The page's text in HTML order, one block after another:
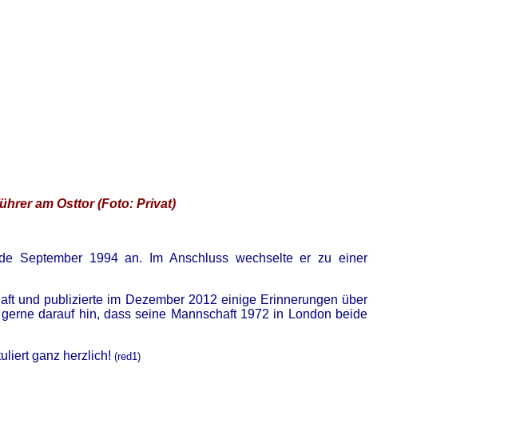
am Osttor (Foto: Privat)
September 1994 an. Im Anschluss wechselte er zu einer
und publizierte im Dezember 2012 einige Erinnerungen über
darauf hin, dass seine Mannschaft 1972 in London beide
ganz herzlich! (red1)